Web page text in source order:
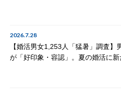
2026.7.28
【婚活男女1,253人「猛暑」調査
が「好印象・容認」。夏の婚活に